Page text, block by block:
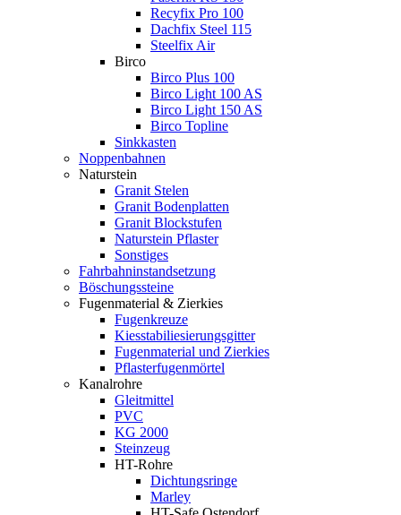
Recyfix Pro 100
Dachfix Steel 115
Steelfix Air
Birco
Birco Plus 100
Birco Light 100 AS
Birco Light 150 AS
Birco Topline
Sinkkasten
Noppenbahnen
Naturstein
Granit Stelen
Granit Bodenplatten
Granit Blockstufen
Naturstein Pflaster
Sonstiges
Fahrbahninstandsetzung
Böschungssteine
Fugenmaterial & Zierkies
Fugenkreuze
Kiesstabiliesierungsgitter
Fugenmaterial und Zierkies
Pflasterfugenmörtel
Kanalrohre
Gleitmittel
PVC
KG 2000
Steinzeug
HT-Rohre
Dichtungsringe
Marley